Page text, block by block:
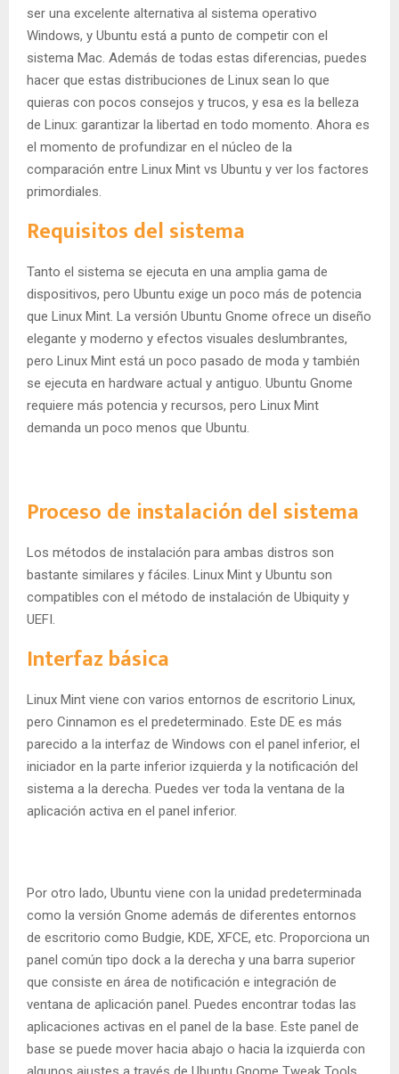
ser una excelente alternativa al sistema operativo
Windows, y Ubuntu está a punto de competir con el
sistema Mac. Además de todas estas diferencias, puedes
hacer que estas distribuciones de Linux sean lo que
quieras con pocos consejos y trucos, y esa es la belleza
de Linux: garantizar la libertad en todo momento. Ahora es
el momento de profundizar en el núcleo de la
comparación entre Linux Mint vs Ubuntu y ver los factores
primordiales.
Requisitos del sistema
Tanto el sistema se ejecuta en una amplia gama de
dispositivos, pero Ubuntu exige un poco más de potencia
que Linux Mint. La versión Ubuntu Gnome ofrece un diseño
elegante y moderno y efectos visuales deslumbrantes,
pero Linux Mint está un poco pasado de moda y también
se ejecuta en hardware actual y antiguo. Ubuntu Gnome
requiere más potencia y recursos, pero Linux Mint
demanda un poco menos que Ubuntu.
Proceso de instalación del sistema
Los métodos de instalación para ambas distros son
bastante similares y fáciles. Linux Mint y Ubuntu son
compatibles con el método de instalación de Ubiquity y
UEFI.
Interfaz básica
Linux Mint viene con varios entornos de escritorio Linux,
pero Cinnamon es el predeterminado. Este DE es más
parecido a la interfaz de Windows con el panel inferior, el
iniciador en la parte inferior izquierda y la notificación del
sistema a la derecha. Puedes ver toda la ventana de la
aplicación activa en el panel inferior.
Por otro lado, Ubuntu viene con la unidad predeterminada
como la versión Gnome además de diferentes entornos
de escritorio como Budgie, KDE, XFCE, etc. Proporciona un
panel común tipo dock a la derecha y una barra superior
que consiste en área de notificación e integración de
ventana de aplicación panel. Puedes encontrar todas las
aplicaciones activas en el panel de la base. Este panel de
base se puede mover hacia abajo o hacia la izquierda con